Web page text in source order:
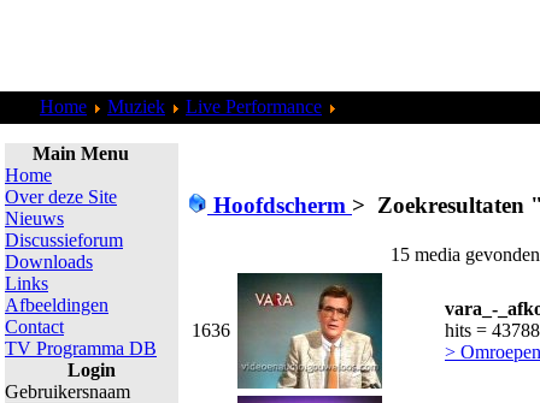
Home Muziek Live Performance
Main Menu
Home
Over deze Site
Nieuws
Discussieforum
Downloads
Links
Afbeeldingen
Contact
TV Programma DB
Login
Gebruikersnaam
Hoofdscherm > Zoekresultaten
15 media
1636
vara_-
hits = 43788
>